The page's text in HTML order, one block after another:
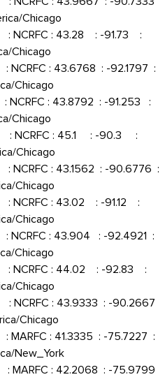
: 43.28 : -91.73 :
: 43.6768 : -92.1797 :
: 43.8792 : -91.253 :
NCRFC : 45.1 : -90.3 :
: 43.1562 : -90.6776 :
: 43.02 : -91.12 :
: 43.904 : -92.4921 :
: 44.02 : -92.83 :
: 43.9333 : -90.2667
: 41.3335 : -75.7227 :
: 42.2068 : -75.9799